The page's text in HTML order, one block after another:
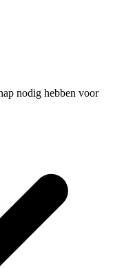
nodig hebben voor